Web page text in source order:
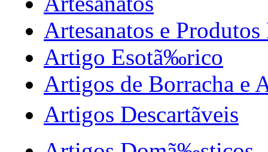
Artesanatos e
Artigo Esotã‰rico
Artigos de Borracha e
Artigos Descartãveis